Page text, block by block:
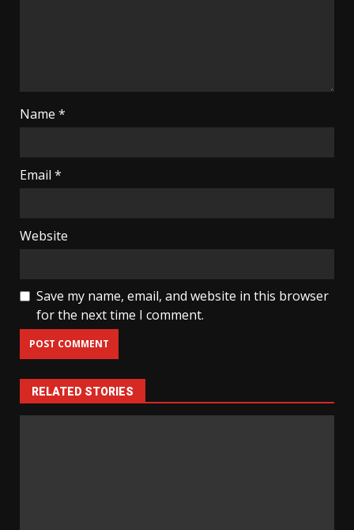
Name *
Email *
Website
Save my name, email, and website in this browser
for the next time I comment.
RELATED STORIES